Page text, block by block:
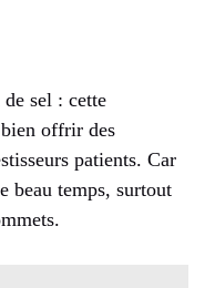
sel : cette
offrir des
patients. Car
beau temps, surtout